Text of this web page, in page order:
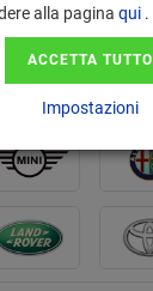
alla pagina qui .
ACCETTA TUTTO
Impostazioni